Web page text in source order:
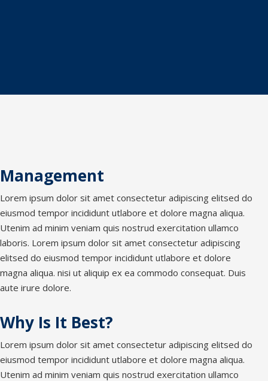
Management
Lorem ipsum dolor sit amet consectetur adipiscing elitsed do
eiusmod tempor incididunt utlabore et dolore magna aliqua.
Utenim ad minim veniam quis nostrud exercitation ullamco
laboris. Lorem ipsum dolor sit amet consectetur adipiscing
elitsed do eiusmod tempor incididunt utlabore et dolore
magna aliqua. nisi ut aliquip ex ea commodo consequat. Duis
aute irure dolore.
Why Is It Best?
Lorem ipsum dolor sit amet consectetur adipiscing elitsed do
eiusmod tempor incididunt utlabore et dolore magna aliqua.
Utenim ad minim veniam quis nostrud exercitation ullamco